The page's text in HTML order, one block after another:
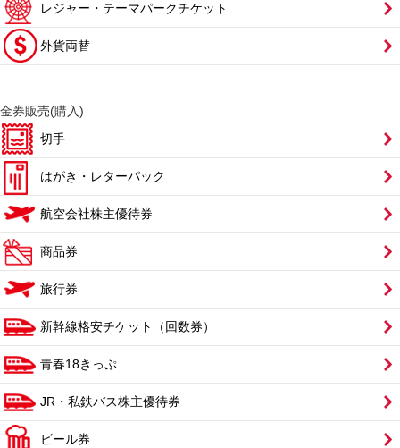
レジャー・テーマパークチケット
外貨両替
金券販売(購入)
切手
はがき・レターパック
航空会社株主優待券
商品券
旅行券
新幹線格安チケット（回数券）
青春18きっぷ
JR・私鉄バス株主優待券
ビール券